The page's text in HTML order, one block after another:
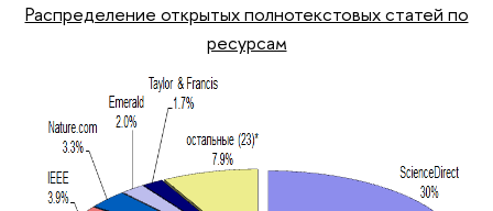
Распределение открытых полнотекстовых статей по
ресурсам